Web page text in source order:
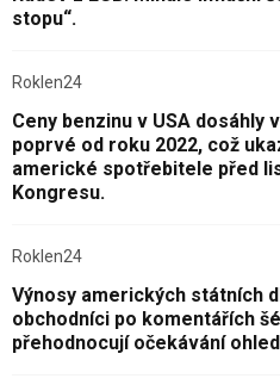
stopu“.
Roklen24
Ceny benzinu v USA dosáhly
poprvé od roku 2022, což
americké spotřebitele před
Kongresu.
Roklen24
Výnosy amerických státních
obchodníci po komentářích
přehodnocují očekávání